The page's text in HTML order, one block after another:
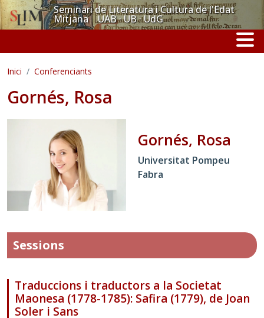
Vés al contingutSeminari de Literatura i Cultura de l'Edat
Mitjana UAB · UB · UdG
Inici Conferenciants
Gornés, Rosa
Gornés, Rosa
Universitat Pompeu
Fabra
Sessions
Traduccions i traductors a la Societat
Maonesa (1778-1785): Safira (1779), de Joan
Soler i Sans